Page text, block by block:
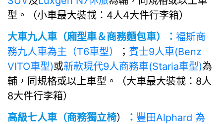
型。（小車最大裝載：4人4大件行李箱）
大車九人車（廂型車＆商務麵包車）： 福斯商
務九人車為主（T6車型）
； 賓士9人車(Benz
VITO車型)或新款現代9人商務車(Staria車型)為
輔，同規格或以上車型。（大車最大裝載：8人
8大件行李箱）
高級七人車（商務獨立椅） ： 豐田Alphard 為